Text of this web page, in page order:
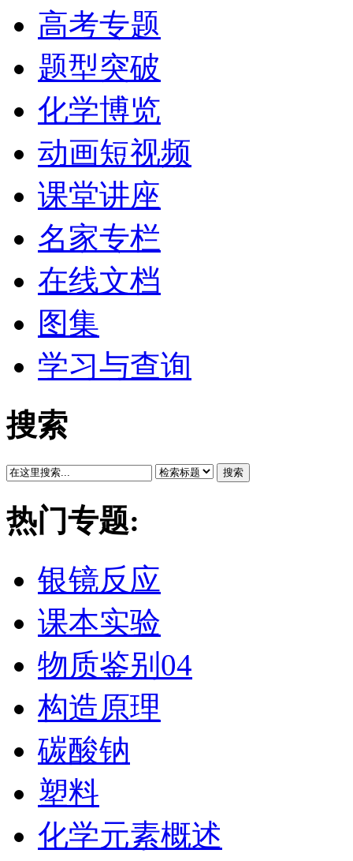
高考专题
题型突破
化学博览
动画短视频
课堂讲座
名家专栏
在线文档
图集
学习与查询
搜索
搜索
热门专题:
银镜反应
课本实验
物质鉴别04
构造原理
碳酸钠
塑料
化学元素概述